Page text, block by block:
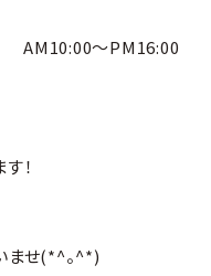
！
ませ(*^。^*)